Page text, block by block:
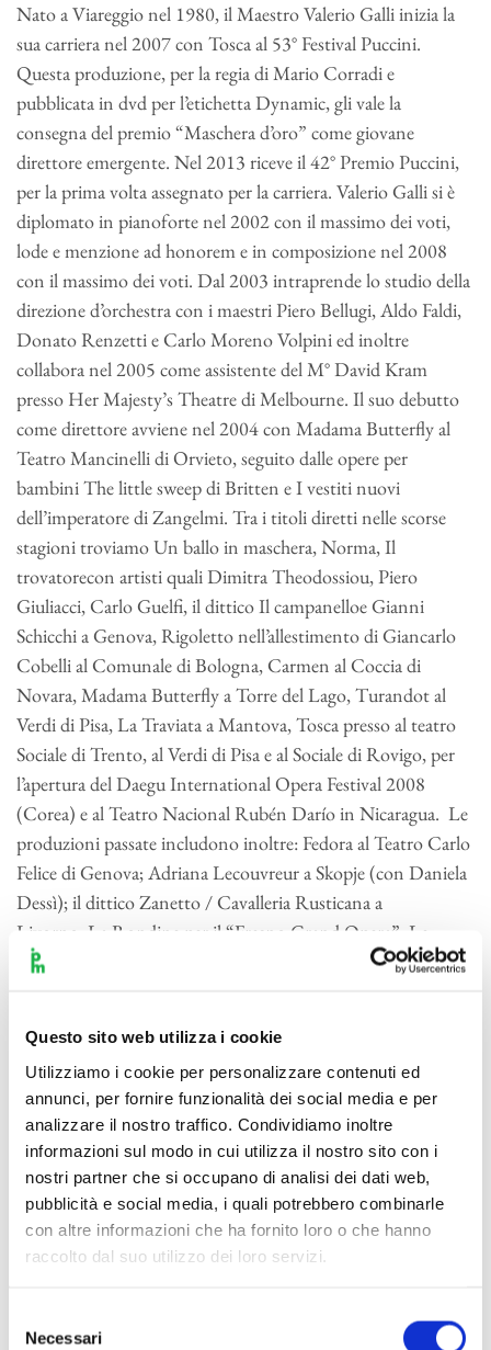
Questo sito web utilizza i cookie
Utilizziamo i cookie per personalizzare contenuti ed
annunci, per fornire funzionalità dei social media e per
analizzare il nostro traffico. Condividiamo inoltre
informazioni sul modo in cui utilizza il nostro sito con i
nostri partner che si occupano di analisi dei dati web,
pubblicità e social media, i quali potrebbero combinarle
con altre informazioni che ha fornito loro o che hanno
raccolto dal suo utilizzo dei loro servizi.
delNecessari
Nato a Viareggio nel 1980, il Maestro Valerio Galli inizia la
sua carriera nel 2007 con Tosca al 53° Festival Puccini.
Questa produzione, per la regia di Mario Corradi e
pubblicata in dvd per l’etichetta Dynamic, gli vale la
consegna del premio “Maschera d’oro” come giovane
direttore emergente. Nel 2013 riceve il 42° Premio Puccini,
per la prima volta assegnato per la carriera. Valerio Galli si è
diplomato in pianoforte nel 2002 con il massimo dei voti,
lode e menzione ad honorem e in composizione nel 2008
con il massimo dei voti. Dal 2003 intraprende lo studio della
direzione d’orchestra con i maestri Piero Bellugi, Aldo Faldi,
Donato Renzetti e Carlo Moreno Volpini ed inoltre
collabora nel 2005 come assistente del M° David Kram
presso Her Majesty’s Theatre di Melbourne. Il suo debutto
come direttore avviene nel 2004 con Madama Butterfly al
Teatro Mancinelli di Orvieto, seguito dalle opere per
bambini The little sweep di Britten e I vestiti nuovi
dell’imperatore di Zangelmi. Tra i titoli diretti nelle scorse
stagioni troviamo Un ballo in maschera, Norma, Il
trovatorecon artisti quali Dimitra Theodossiou, Piero
Giuliacci, Carlo Guelfi, il dittico Il campanelloe Gianni
Schicchi a Genova, Rigoletto nell’allestimento di Giancarlo
Cobelli al Comunale di Bologna, Carmen al Coccia di
Novara, Madama Butterfly a Torre del Lago, Turandot al
Verdi di Pisa, La Traviata a Mantova, Tosca presso al teatro
Sociale di Trento, al Verdi di Pisa e al Sociale di Rovigo, per
l’apertura del Daegu International Opera Festival 2008
(Corea) e al Teatro Nacional Rubén Darío in Nicaragua. Le
produzioni passate includono inoltre: Fedora al Teatro Carlo
Felice di Genova; Adriana Lecouvreur a Skopje (con Daniela
Dessì); il dittico Zanetto / Cavalleria Rusticana a
Livorno; La Rondine per il “Fresno Grand Opera”; Le
Villi a Managua; Il cappello di Paglia di Firenze a
critica e di pubblico per il suo debutto al Michigan Opera
Theater di Detroit con Turandot, dove è stato reinvitato
per Carmen e ne La Bohème al 60° Festival Puccini, con
protagonisti Daniela Dessì e Fabio Armiliato per la regia di
Ettore Scola (in DVD pubblicato da Raicom). Ha diretto
concerti sinfonici con l’Orchestra Sinfonica di San Marino,
con l’ORT, la serata inaugurale del 57° Festival di Santander
con i solisti Eva Mei e Giacomo Prestia. al Concertgebouw
il Concerto in re maggiore per violino e orchestra di Busoni,